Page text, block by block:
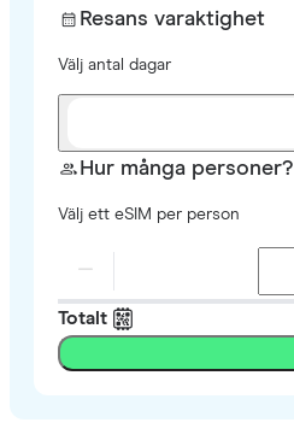
Resans varaktighet
Välj antal dagar
Hur många personer?
Välj ett eSIM per person
Totalt